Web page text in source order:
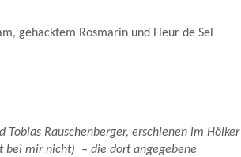
gehacktem Rosmarin und Fleur de Sel
Rauschenberger, erschienen im Hölker
bei mir nicht) – die dort angegebene